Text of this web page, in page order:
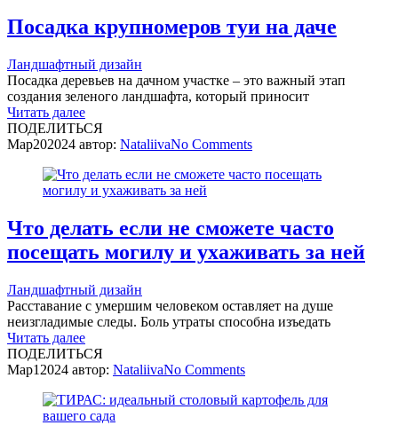
Посадка крупномеров туи на даче
Ландшафтный дизайн
Посадка деревьев на дачном участке – это важный этап
создания зеленого ландшафта, который приносит
Читать далее
ПОДЕЛИТЬСЯ
Мар202024 автор: NataliivaNo Comments
Что делать если не сможете часто
посещать могилу и ухаживать за ней
Ландшафтный дизайн
Расставание с умершим человеком оставляет на душе
неизгладимые следы. Боль утраты способна изъедать
Читать далее
ПОДЕЛИТЬСЯ
Мар1 2024 автор: NataliivaNo Comments